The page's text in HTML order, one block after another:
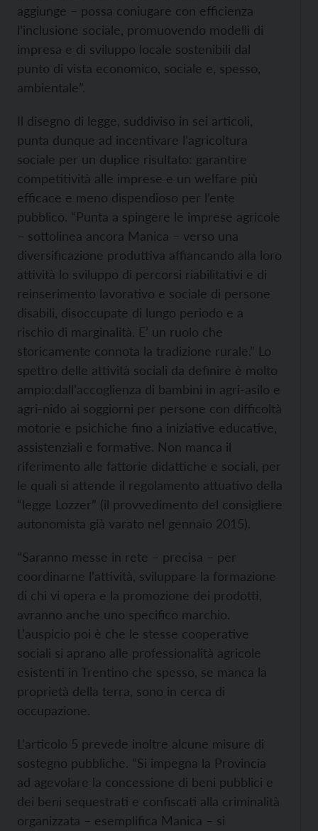
aggiunge – possa coniugare con efficienza
l’inclusione sociale, promuovendo modelli di
impresa e di sviluppo locale sostenibili dal
punto di vista economico, sociale e, spesso,
ambientale”.
Il disegno di legge, suddiviso in sei articoli,
punta dunque ad incentivare l’agricoltura
sociale per un duplice risultato: garantire
competitività alle imprese e un welfare più
efficace e meno dispendioso per l’ente
pubblico. “Punta a spingere le imprese agricole
– sottolinea ancora Manica – verso una
diversificazione produttiva affiancando alla loro
attività lo sviluppo di percorsi riabilitativi e di
reinserimento lavorativo e sociale di persone
disabili, disoccupate di lungo periodo e a
rischio di marginalità. E’ un ruolo che
storicamente connota la tradizione rurale.” Lo
spettro delle attività sociali da definire è molto
ampio:dall’accoglienza di bambini in agri-asilo e
agri-nido ai soggiorni per persone con difficoltà
motorie e psichiche fino a iniziative educative,
assistenziali e formative. Non manca il
riferimento alle fattorie didattiche e sociali, per
le quali si attende il regolamento attuativo della
“legge Lozzer” (il provvedimento del consigliere
autonomista già varato nel gennaio 2015).
“Saranno messe in rete – precisa – per
coordinarne l’attività, sviluppare la formazione
di chi vi opera e la promozione dei prodotti,
avranno anche uno specifico marchio.
L’auspicio poi è che le stesse cooperative
sociali si aprano alle professionalità agricole
esistenti in Trentino che spesso, se manca la
proprietà della terra, sono in cerca di
occupazione.
L’articolo 5 prevede inoltre alcune misure di
sostegno pubbliche. “Si impegna la Provincia
ad agevolare la concessione di beni pubblici e
dei beni sequestrati e confiscati alla criminalità
organizzata – esemplifica Manica – si